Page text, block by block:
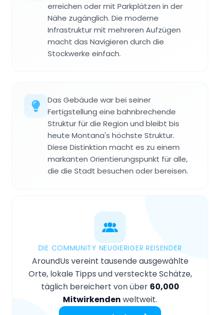
erreichen oder mit Parkplätzen in der
Nähe zugänglich. Die moderne
Infrastruktur mit mehreren Aufzügen
macht das Navigieren durch die
Stockwerke einfach.
Das Gebäude war bei seiner
Fertigstellung eine bahnbrechende
Struktur für die Region und bleibt bis
heute Montana's höchste Struktur.
Diese Distinktion macht es zu einem
markanten Orientierungspunkt für alle,
die die Stadt besuchen oder bereisen.
DIE COMMUNITY NEUGIERIGER REISENDER
AroundUs vereint tausende ausgewählte
Orte, lokale Tipps und versteckte Schätze,
täglich bereichert von über 60,000
Mitwirkenden weltweit.